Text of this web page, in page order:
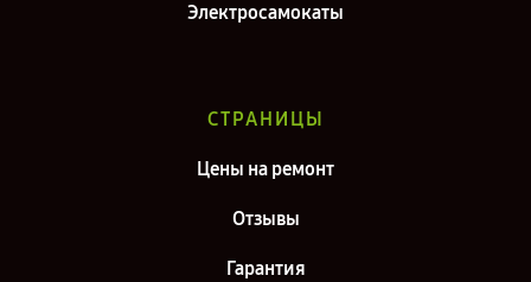
Электросамокаты
СТРАНИЦЫ
Цены на ремонт
Отзывы
Гарантия